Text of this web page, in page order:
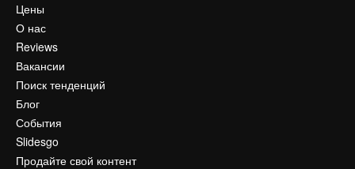
Цены
О нас
Reviews
Вакансии
Поиск тенденций
Блог
События
Slidesgo
Продайте свой контент